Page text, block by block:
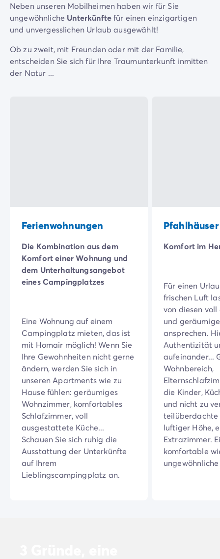
Campingplatz Bretagne
Campingplatz Elsass
Campingplatz Korsika
Campingplatz Languedoc Roussillon
Campingplatz Normandie
Campingplatz Pays de la Loire
Campingplatz Vendée
Campingplatz Bayern
Campingplatz Lindau
Campingplatz Niederlande
Campingplatz Limburg
Campingplatz Schweiz
Campingplatz Österreich
Campingplatz Slowenien
Nach Thema
3-Sterne-Campingplatz
4-Sterne-Campingplätze
5-Sterne-Campingplätze
Camping am See
Camping direkt am Meer
Camping für Babys
Camping in der Nähe einer legendären Stadt
Camping in der Natur
Camping mit beheiztem Schwimmbad
Camping mit der Familie
Camping mit Hallenbad
Camping mit Hund
Camping mit Kinderclub
Camping- und Fahrradurlaub mit der Familie
Neben unseren Mobilheimen haben wir für Sie
ungewöhnliche Unterkünftefür einen einzigartigen
und unvergesslichen Urlaub ausgewählt!
Ob zu zweit, mit Freunden oder mit der Familie,
entscheiden Sie sich für Ihre Traumunterkunft inmitten
der Natur ...
Ferienwohnungen
Die Kombination aus dem
Komfort einer Wohnung und
dem Unterhaltungsangebot
eines Campingplatzes
Eine Wohnung auf einem
Campingplatz mieten, das ist
mit Homair möglich! Wenn Sie
Ihre Gewohnheiten nicht gerne
ändern, werden Sie sich in
unseren Apartments wie zu
Hause fühlen: geräumiges
Wohnzimmer, komfortables
Schlafzimmer, voll
ausgestattete Küche...
Schauen Sie sich ruhig die
Ausstattung der Unterkünfte
auf Ihrem
Lieblingscampingplatz an.
Pfahlhäuser
Komfort im
Für einen
frischen Luft
von diesen
und
ansprechen.
Authentizität
aufeinander...
Wohnbereich,
die Kinder,
und nicht zu
teilüberdachte
luftiger Höhe,
Extrazimmer.
komfortable